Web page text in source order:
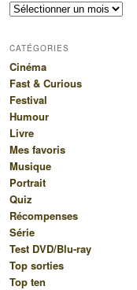
Archives
CATÉGORIES
Cinéma
Fast & Curious
Festival
Humour
Livre
Mes favoris
Musique
Portrait
Quiz
Récompenses
Série
Test DVD/Blu-ray
Top sorties
Top ten